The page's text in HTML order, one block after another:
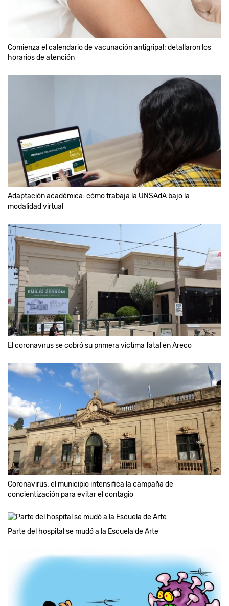
Comienza el calendario de vacunación antigripal: detallaron los
horarios de atención
Adaptación académica: cómo trabaja la UNSAdA bajo la
modalidad virtual
El coronavirus se cobró su primera víctima fatal en Areco
Coronavirus: el municipio intensifica la campaña de
concientización para evitar el contagio
Parte del hospital se mudó a la Escuela de Arte